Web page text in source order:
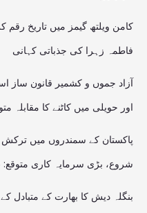
کامن ویلتھ گیمز میں تاریخ رقم
فاطمہ زہرا کی جذباتی کہانی
آزاد جموں و کشمیر قانون ساز
اور حویلی میں کاٹنے کا مقابلہ
پاکستان کے سمندروں میں ترکش
شروع، بڑی سرمایہ کاری
بنگلہ دیش کا بھارت کے متبادل